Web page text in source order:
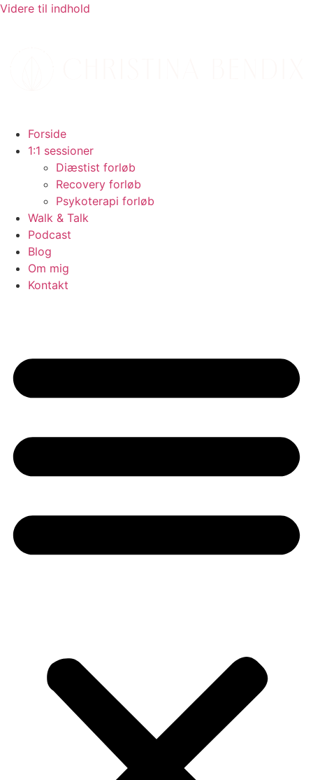
Videre til indhold
Forside
1:1 sessioner
Diæstist forløb
Recovery forløb
Psykoterapi forløb
Walk & Talk
Podcast
Blog
Om mig
Kontakt